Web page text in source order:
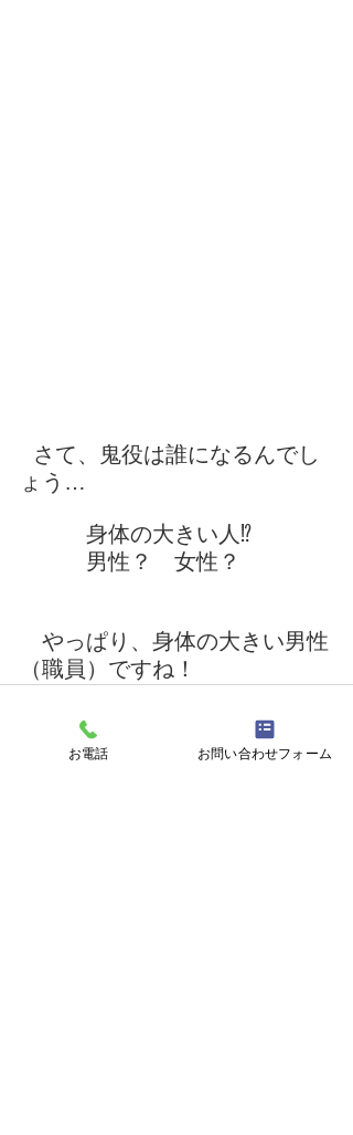
さて、鬼役は誰になるんでし
ょう…
身体の大きい人⁉
男性？　女性？
やっぱり、身体の大きい男性
（職員）ですね！
お電話 お問い合わせフォーム